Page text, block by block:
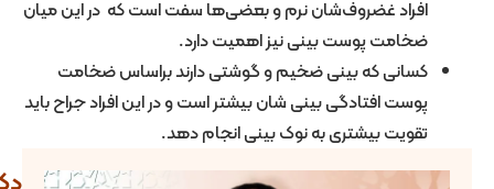
غضروف‌شان نرم و بعضی‌ها سفت است که در این میان
پوست بینی نیز اهمیت دارد.
که بینی ضخیم و گوشتی دارند براساس ضخامت
افتادگی بینی‌ شان بیشتر است و در این افراد جراح باید
بیشتری به نوک بینی انجام دهد.